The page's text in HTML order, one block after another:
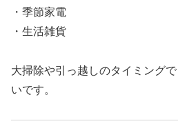
・季節家電
・生活雑貨
大掃除や引っ越しのタイミング
いです。